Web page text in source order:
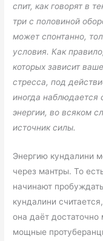
спит, как говорят в
три с половиной
может спонтанно,
условия. Как
которых зависит
стресса, под
иногда наблюдается
энергии, во всяком
источник силы.
Энергию кундалини
через мантры. То
начинают
кундалини
она даёт
мощные